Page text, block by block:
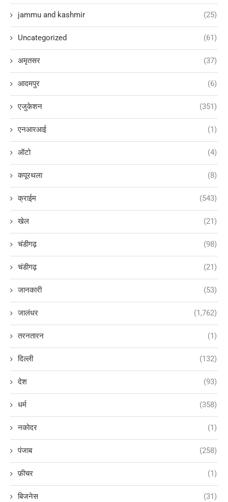
jammu and kashmir (25)
Uncategorized (61)
अमृतसर (37)
आदमपुर (6)
एजुकेशन (351)
एनआरआई (1)
ऑटो (4)
कपूरथला (8)
क्राईम (543)
खेल (21)
चंडीगढ़ (98)
चंडीगढ़ (21)
जानकारी (53)
जालंधर (1,762)
तरनतारन (1)
दिल्ली (132)
देश (93)
धर्म (358)
नकोदर (1)
पंजाब (258)
फ़ीचर (1)
बिजनेस (31)